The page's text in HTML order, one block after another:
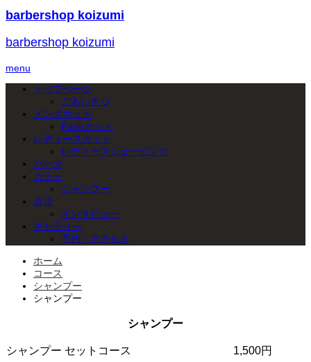
barbershop koizumi
barbershop koizumi
menu
トップページ
ごあいさつ
メンズカット
Fadeカット
レディースカット
レディースシェービング
パーマ
カラー
シャンプー
店長
インタビュー
ギャラリー
予約・アクセス
ホーム
コース
シャンプー
シャンプー
シャンプー
シャンプー セットコース 1,500円